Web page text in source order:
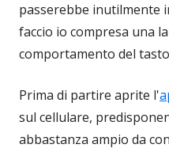
passerebbe inutilmente
faccio io compresa una
comportamento del
Prima di partire aprite l'
sul cellulare,
abbastanza ampio da